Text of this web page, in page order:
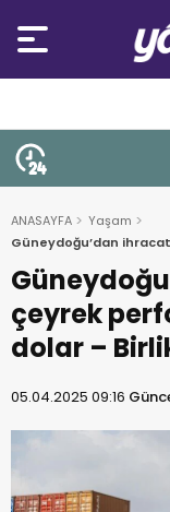
ANASAYFA
Yaşam
Güneydoğu’dan
Birlik Haber Ajansı
çeyrek
dolar –
05.04.2025 09:16